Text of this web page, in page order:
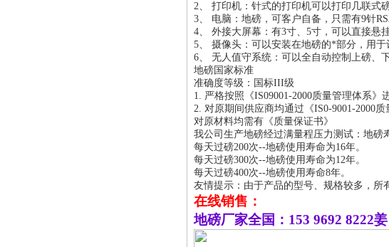
2、 打印机：针式的打印机可以打印几联式
3、 电脑：地磅，可客户自备，只需有9针
4、 外接大屏幕：有3寸、5寸，可以直接悬
5、 摄像头：可以安装在地磅的*部分，用于
6、 无人值守系统：可以全自动控制上磅、
地磅国家标准
准确度等级：国标III级
1. 严格按照《IS09001-2000质量管理体系》
2. 对原期间供应商均通过《IS0-9001-2000质
对原材料均需有《质量保证书》
我公司生产地磅经过满量程压力测试：地磅
每天过磅200次--地磅使用寿命为16年。
每天过磅300次--地磅使用寿命为12年。
每天过磅400次--地磅使用寿命8年。
友情提示：由于产品的型号、规格较多，所
在线销售：
地磅厂家全国：153 9692 8222姜